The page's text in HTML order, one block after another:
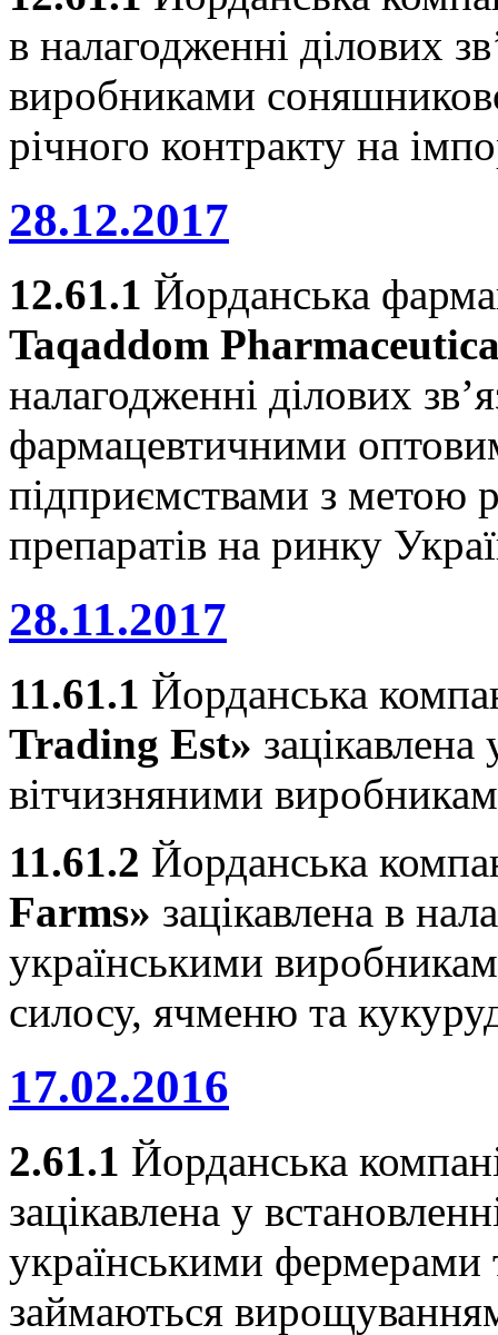
в налагодженні ділових
виробниками
річного контракту на
28.12.2017
12.61.1 Йорданська
Taqaddom
налагодженні ділових
фармацевтичними
підприємствами з метою
препаратів на ринку
28.11.2017
11.61.1 Йорданська
Trading Est» зацікавлена
вітчизняними
11.61.2 Йорданська
Farms» зацікавлена в
українськими
силосу, ячменю та
17.02.2016
2.61.1 Йорданська
зацікавлена у
українськими фермерами
займаються